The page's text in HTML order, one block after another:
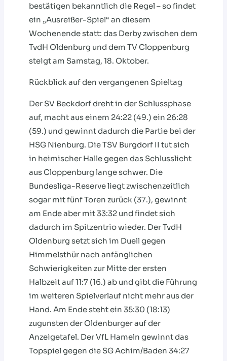
bestätigen bekanntlich die Regel – so findet
ein „Ausreißer-Spiel“ an diesem
Wochenende statt: das Derby zwischen dem
TvdH Oldenburg und dem TV Cloppenburg
steigt am Samstag, 18. Oktober.
Rückblick auf den vergangenen Spieltag
Der SV Beckdorf dreht in der Schlussphase
auf, macht aus einem 24:22 (49.) ein 26:28
(59.) und gewinnt dadurch die Partie bei der
HSG Nienburg. Die TSV Burgdorf II tut sich
in heimischer Halle gegen das Schlusslicht
aus Cloppenburg lange schwer. Die
Bundesliga-Reserve liegt zwischenzeitlich
sogar mit fünf Toren zurück (37.), gewinnt
am Ende aber mit 33:32 und findet sich
dadurch im Spitzentrio wieder. Der TvdH
Oldenburg setzt sich im Duell gegen
Himmelsthür nach anfänglichen
Schwierigkeiten zur Mitte der ersten
Halbzeit auf 11:7 (16.) ab und gibt die Führung
im weiteren Spielverlauf nicht mehr aus der
Hand. Am Ende steht ein 35:30 (18:13)
zugunsten der Oldenburger auf der
Anzeigetafel. Der VfL Hameln gewinnt das
Topspiel gegen die SG Achim/Baden 34:27